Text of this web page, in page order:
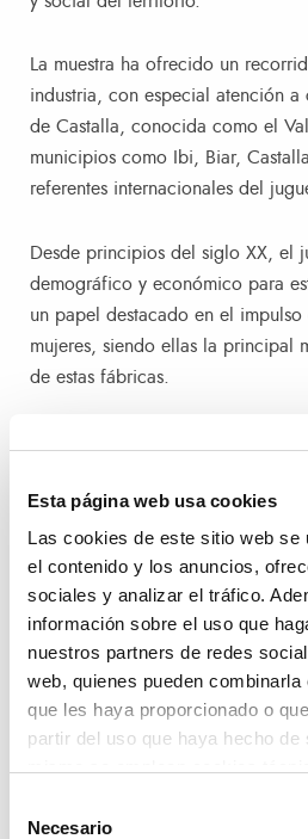
Esta página web usa cookies
Las cookies de este sitio web se
el contenido y los anuncios,
sociales y analizar el tráfico.
información sobre el uso que
nuestros partners de redes
web, quienes pueden
que les haya proporcionado o
partir del uso que haya hecho
página y que son de obligada
Necesario
La muestra ha ofrecido un
industria, con especial atención a
de Castalla, conocida como el
municipios como Ibi, Biar,
referentes internacionales del
Desde principios del siglo XX, el
demográfico y económico para
un papel destacado en el
mujeres, siendo ellas la principal
de estas fábricas.
generaciones, con piezas que
hasta finales del siglo XX. Un
redescubrir la evolución del
largo del tiempo.
El Puerto de València ha acogido
reconocimiento a todas las
comunidades que, a través del
contribuido a construir el futuro
didácticos que, mediante juegos